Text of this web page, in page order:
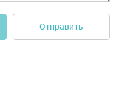
Отправить